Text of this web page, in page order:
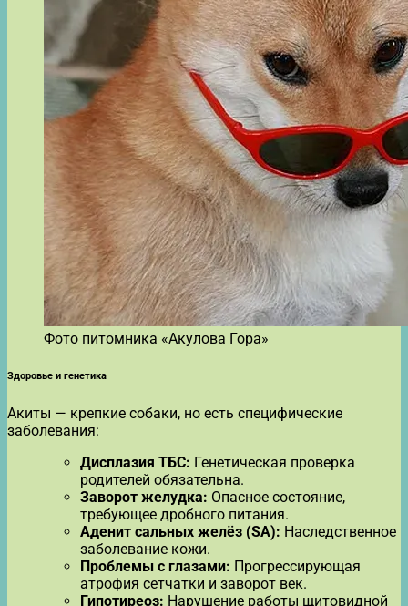
Фото питомника «Акулова Гора»
Здоровье и генетика
Акиты — крепкие собаки, но есть специфические
заболевания:
Дисплазия ТБС: Генетическая проверка
родителей обязательна.
Заворот желудка: Опасное состояние,
требующее дробного питания.
Аденит сальных желёз (SA): Наследственное
заболевание кожи.
Проблемы с глазами: Прогрессирующая
атрофия сетчатки и заворот век.
Гипотиреоз: Нарушение работы щитовидной